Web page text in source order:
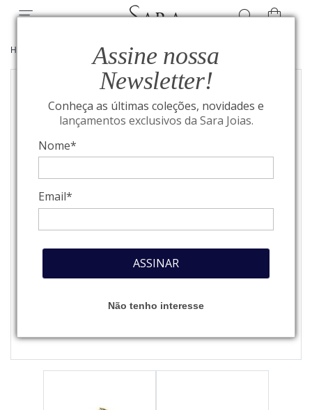
Assine nossa
Newsletter!
Conheça as últimas coleções, novidades e
lançamentos exclusivos da Sara Joias.
Nome*
Email*
ASSINAR
Não tenho interesse
HOME ANÉIS